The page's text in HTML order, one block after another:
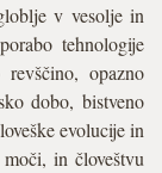
v vesolje in
tehnologije
revščino, opazno
dobo, bistveno
evolucije in
in človeštvu